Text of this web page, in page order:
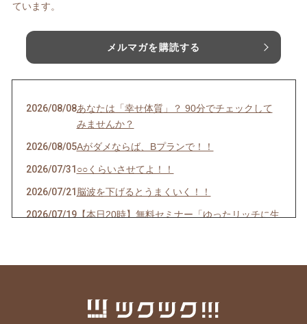
ています。
メルマガを購読する
2026/08/08あなたは「幸せ体質」？ 90分でチェックして
みませんか？
2026/08/05Aがダメならば、Bプランで！！
2026/07/31 ○○くらいさせてよ！！
2026/07/21 脳波を下げるとうまくいく！！
2026/07/19【本日20時】無料セミナー「ゆったリッチに生
きよう」②料金改定について
験中！！